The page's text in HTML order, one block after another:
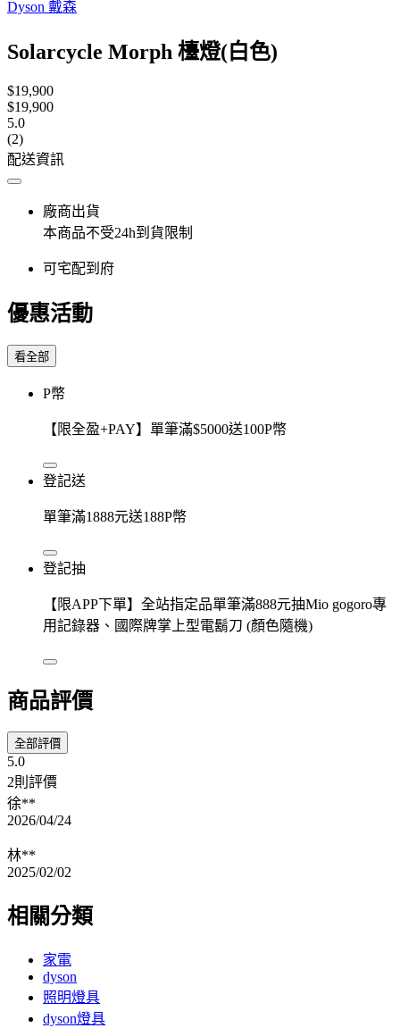
Dyson 戴森
Solarcycle Morph 檯燈(白色)
$19,900
$19,900
5.0
(2)
配送資訊
廠商出貨
本商品不受24h到貨限制
可宅配到府
優惠活動
看全部
P幣
【限全盈+PAY】單筆滿$5000送100P幣
登記送
單筆滿1888元送188P幣
登記抽
【限APP下單】全站指定品單筆滿888元抽Mio gogoro專
用記錄器、國際牌掌上型電鬍刀 (顏色隨機)
商品評價
全部評價
5.0
2則評價
徐**
2026/04/24
林**
2025/02/02
相關分類
家電
dyson
照明燈具
dyson燈具